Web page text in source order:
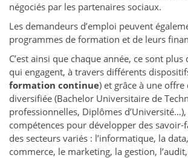
négociés par les partenaires sociaux.
Les demandeurs d’emploi peuvent
programmes de formation et de leurs
C’est ainsi que chaque année, ce sont
qui engagent, à travers différents
formation continue) et grâce à une
diversifiée (Bachelor Universitaire de
professionnelles, Diplômes
compétences pour développer des savoir-
des secteurs variés : l’informatique, la
commerce, le marketing, la gestion,